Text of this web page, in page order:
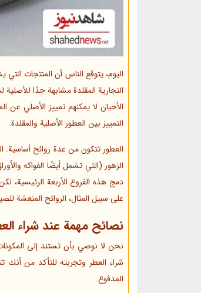
اليوم، يتوقع الناس أن المنتجات
التجارية المقلدة مشابهة جدًا
الأحيان لا يمكنهم تمييز الأصلي عن
التمييز بين العطور الأصلية والمقلدة.
العطور تتكون من عدة روائح أساسية.
الزهور (التي تشمل أيضًا الفواكه
دمج هذه الفروع الأربعة الرئيسية،
على سبيل المثال، الروائح المنعشة
نصائح مهمة عند شراء
نحن لا نوصي بأن تستند إلى
شراء العطر وتجربته للتأكد من أنك
المدفوع.